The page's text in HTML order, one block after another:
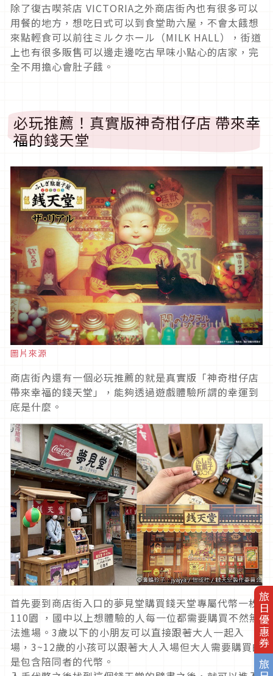
旅日優惠券
除了復古喫茶店 VICTORIA之外商店街內也有很多可以
用餐的地方，想吃日式可以到食堂助六屋，不會太餓想
來點輕食可以前往ミルクホール（MILK HALL），街道
上也有很多販售可以邊走邊吃古早味小點心的店家，完
全不用擔心會肚子餓。
必玩推薦！真實版神奇柑仔店 帶來幸
福的錢天堂
圖片來源
商店街內還有一個必玩推薦的就是真實版「神奇柑仔店
帶來幸福的錢天堂」，能夠透過遊戲體驗所謂的幸運到
底是什麼。
首先要到商店街入口的夢見堂購買錢天堂專屬代幣一枚
110園 ，國中以上想體驗的人每一位都需要購買不然無
法進場。3歲以下的小朋友可以直接跟著大人一起入
場，3~12歲的小孩可以跟著大人入場但大人需要購買的
是包含陪同者的代幣。